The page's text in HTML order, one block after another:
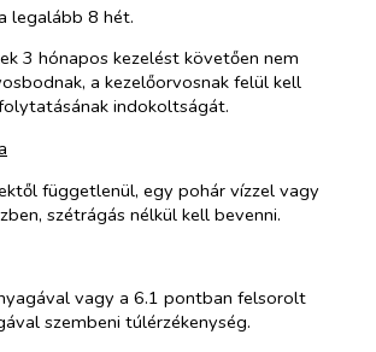
legalább 8 hét.
3 hónapos kezelést követően nem
a kezelőorvosnak felül kell
indokoltságát.
függetlenül, egy pohár vízzel vagy
szétrágás nélkül kell bevenni.
vagy a 6.1 pontban felsorolt
szembeni túlérzékenység.